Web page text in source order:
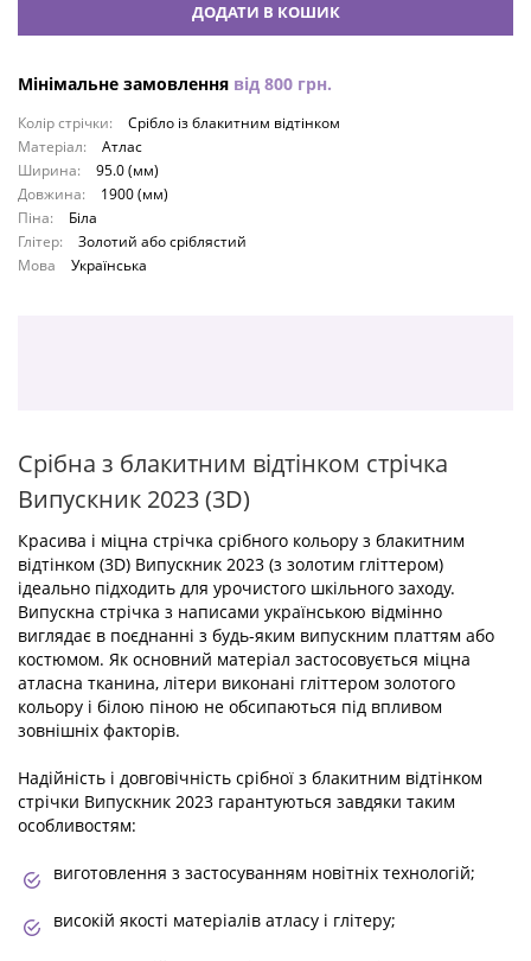
ДОДАТИ В КОШИК
Мінімальне замовлення від 800 грн.
Колір стрічки:
Срібло із блакитним відтінком
Матеріал:
Атлас
Ширина:
95.0 (мм)
Довжина:
1900 (мм)
Піна:
Біла
Глітер:
Золотий або сріблястий
Мова
Українська
Срібна з блакитним відтінком стрічка
Випускник 2023 (3D)
Красива і міцна стрічка срібного кольору з блакитним
відтінком (3D) Випускник 2023 (з золотим гліттером)
ідеально підходить для урочистого шкільного заходу.
Випускна стрічка з написами українською відмінно
виглядає в поєднанні з будь-яким випускним платтям або
костюмом. Як основний матеріал застосовується міцна
атласна тканина, літери виконані гліттером золотого
кольору і білою піною не обсипаються під впливом
зовнішніх факторів.
Надійність і довговічність срібної з блакитним відтінком
стрічки Випускник 2023 гарантуються завдяки таким
особливостям:
виготовлення з застосуванням новітніх технологій;
високій якості матеріалів атласу і глітеру;